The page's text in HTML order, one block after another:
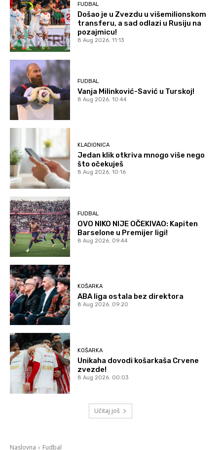
FUDBAL
Došao je u Zvezdu u višemilionskom
transferu, a sad odlazi u Rusiju na
pozajmicu!
8 Aug 2026. 11:13
FUDBAL
Vanja Milinković-Savić u Turskoj!
8 Aug 2026. 10:44
KLADIONICA
Jedan klik otkriva mnogo više nego
što očekuješ
8 Aug 2026. 10:16
FUDBAL
OVO NIKO NIJE OČEKIVAO: Kapiten
Barselone u Premijer ligi!
8 Aug 2026. 09:44
KOŠARKA
ABA liga ostala bez direktora
8 Aug 2026. 09:20
KOŠARKA
Unikaha dovodi košarkaša Crvene
zvezde!
8 Aug 2026. 00:03
Učitaj još